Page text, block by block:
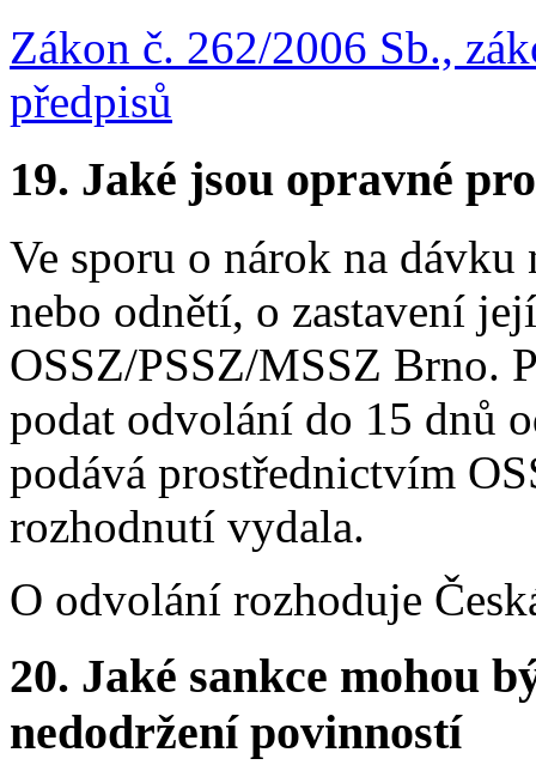
Zákon č. 262/2006 Sb.,
předpisů
19. Jaké jsou opravné
Ve sporu o nárok na
nebo odnětí, o zastavení
OSSZ/PSSZ/MSSZ Brno.
podat odvolání do 15 dnů
podává prostřednictvím
rozhodnutí vydala.
O odvolání rozhoduje
20. Jaké sankce mohou
nedodržení povinností